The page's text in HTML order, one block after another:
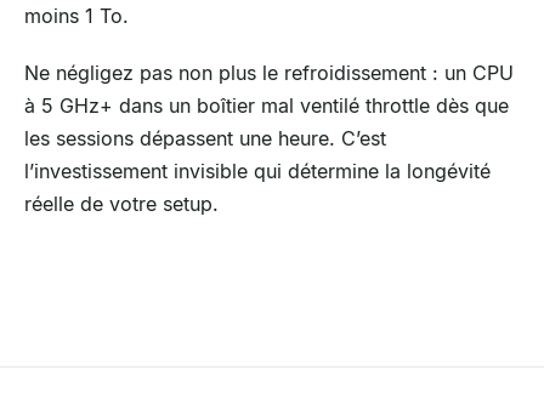
moins 1 To.
Ne négligez pas non plus le refroidissement : un CPU
à 5 GHz+ dans un boîtier mal ventilé throttle dès que
les sessions dépassent une heure. C’est
l’investissement invisible qui détermine la longévité
réelle de votre setup.